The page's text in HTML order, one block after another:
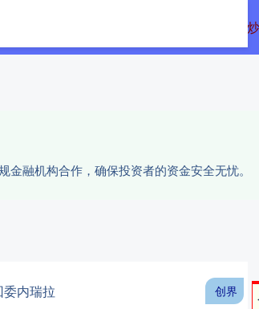
配资
融机构合作，确保投资者的资金安全无忧。
内瑞拉 创界